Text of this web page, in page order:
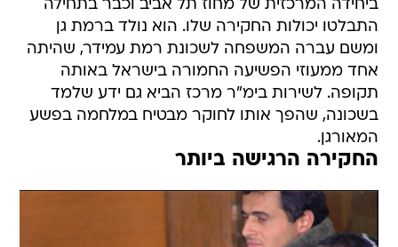
ביחידה המרכזית של מחוז תל אביב וכבר בתחילה
התבלטו יכולות החקירה שלו. הוא נולד ברמת גן
ומשם עברה המשפחה לשכונת רמת עמידר, שהיתה
אחד ממעוזי הפשיעה החמורה בישראל באותה
תקופה. לשירות בימ"ר מרכז הביא גם ידע שלמד
בשכונה, שהפך אותו לחוקר מבטיח במלחמה בפשע
המאורגן.
החקירה הרגישה ביותר